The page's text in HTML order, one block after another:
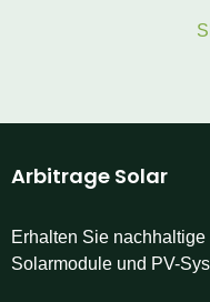
Arbitrage Solar
Erhalten Sie
Solarmodule und PV-